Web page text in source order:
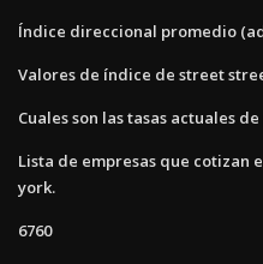
Índice direccional promedio
Valores de índice de street
Cuales son las tasas actuales
Lista de empresas que cotizan
york.
6760